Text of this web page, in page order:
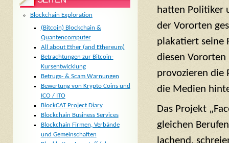
hatten Politiker
der Vororten
plakatiert seine
diesen
provozieren die
die Medien
Das Projekt
gleichen
lachend,
Blockchain Exploration
(Bitcoin) Blockchain &
Quantencomputer
All about Ether (and Ethereum)
Betrachtungen zur Bitcoin-
Kursentwicklung
Betrugs- & Scam Warnungen
Bewertung von Krypto Coins und
ICO / ITO
BlockCAT Project Diary
Blockchain Business Services
Blockchain Firmen, Verbände
und Gemeinschaften